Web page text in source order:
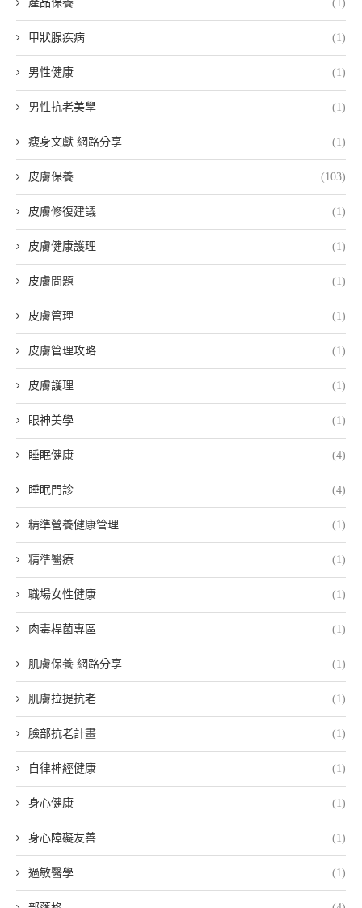
產品保養 (1)
甲狀腺疾病 (1)
男性健康 (1)
男性抗老美學 (1)
瘦身文獻 網路分享 (1)
皮膚保養 (103)
皮膚修復建議 (1)
皮膚健康護理 (1)
皮膚問題 (1)
皮膚管理 (1)
皮膚管理攻略 (1)
皮膚護理 (1)
眼神美學 (1)
睡眠健康 (4)
睡眠門診 (4)
精準營養健康管理 (1)
精準醫療 (1)
職場女性健康 (1)
肉毒桿菌專區 (1)
肌膚保養 網路分享 (1)
肌膚拉提抗老 (1)
臉部抗老計畫 (1)
自律神經健康 (1)
身心健康 (1)
身心障礙友善 (1)
過敏醫學 (1)